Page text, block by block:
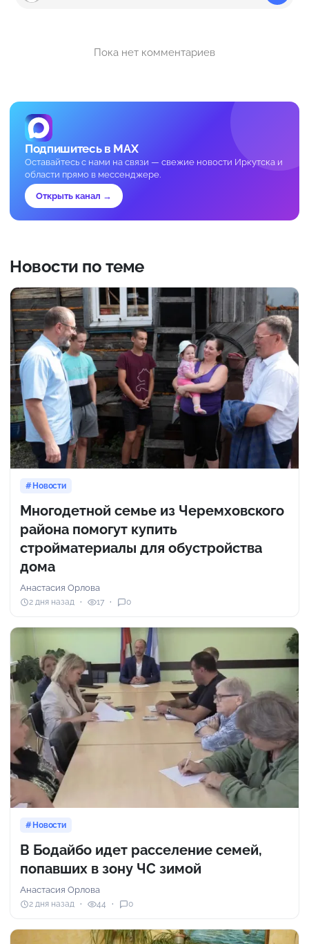
Пока нет комментариев
Подпишитесь в MAX
Оставайтесь с нами на связи — свежие новости Иркутска и
области прямо в мессенджере.
Открыть канал →
Новости по теме
Новости
Многодетной семье из Черемховского
района помогут купить
стройматериалы для обустройства
дома
Анастасия Орлова
2 дня назад 17 0
Новости
В Бодайбо идет расселение семей,
попавших в зону ЧС зимой
Анастасия Орлова
2 дня назад 44 0